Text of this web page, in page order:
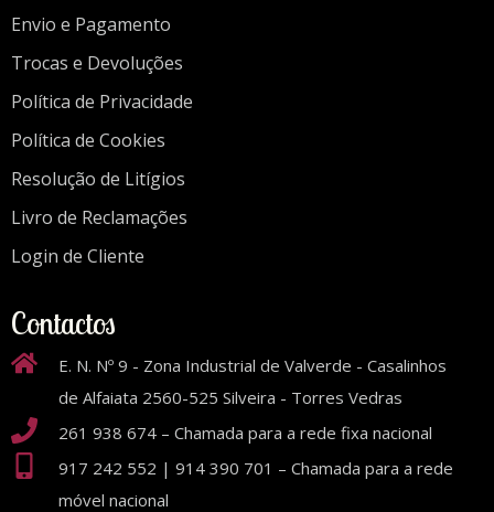
Envio e Pagamento
Trocas e Devoluções
Política de Privacidade
Política de Cookies
Resolução de Litígios
Livro de Reclamações
Login de Cliente
Contactos
E. N. Nº 9 - Zona Industrial de Valverde - Casalinhos
de Alfaiata 2560-525 Silveira - Torres Vedras
261 938 674 – Chamada para a rede fixa nacional
917 242 552 | 914 390 701 – Chamada para a rede
móvel nacional